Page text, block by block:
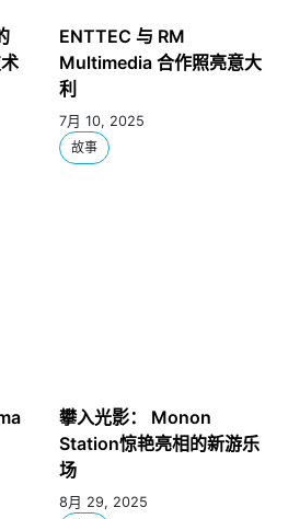
ENTTEC 与 RM
Multimedia 合作照亮意大
利
7月 10, 2025
故事
攀入光影： Monon
Station惊艳亮相的新游乐
场
8月 29, 2025